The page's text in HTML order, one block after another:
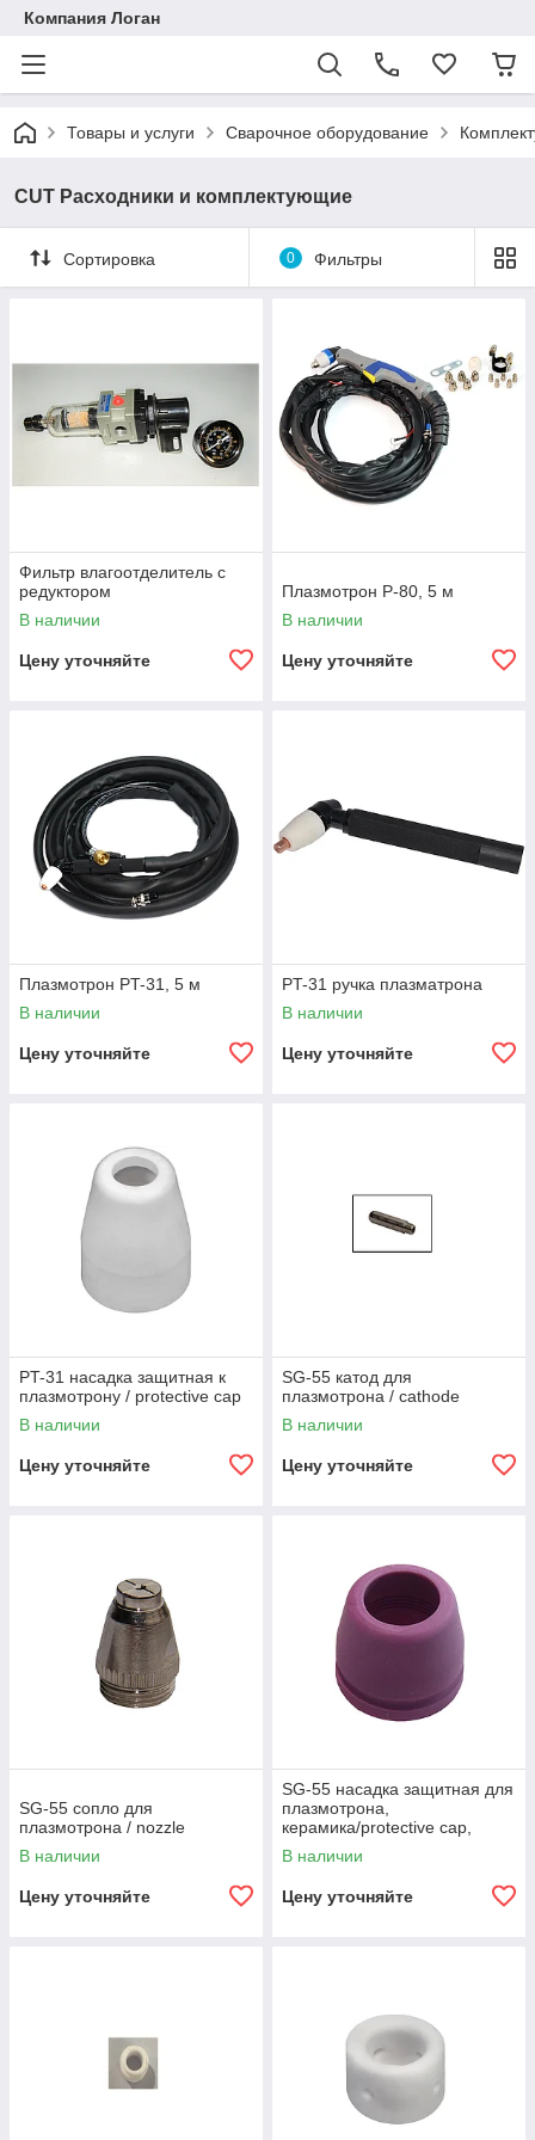
Компания Логан
Товары и услуги Сварочное оборудование
CUT Расходники и комплектующие
Сортировка 0 Фильтры
Фильтр влагоотделитель с
редуктором
В наличии
Цену уточняйте
Плазмотрон P-80, 5 м
В наличии
Цену уточняйте
Плазмотрон PT-31, 5 м
В наличии
Цену уточняйте
PT-31 ручка плазматрона
В наличии
Цену уточняйте
PT-31 насадка защитная к
плазмотрону / protective cap
В наличии
Цену уточняйте
SG-55 катод для
плазмотрона / cathode
В наличии
Цену уточняйте
SG-55 сопло для
плазмотрона / nozzle
В наличии
Цену уточняйте
SG-55 насадка защитная для
плазмотрона,
керамика/protective cap,
ceramic,
В наличии
Цену уточняйте